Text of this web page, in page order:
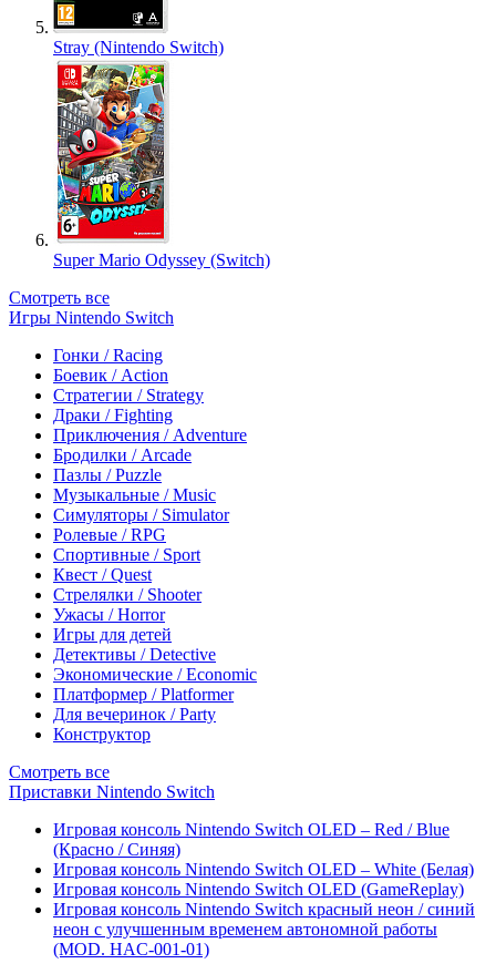
Stray (Nintendo Switch)
Super Mario Odyssey (Switch)
Смотреть все
Игры Nintendo Switch
Гонки / Racing
Боевик / Action
Стратегии / Strategy
Драки / Fighting
Приключения / Adventure
Бродилки / Arcade
Пазлы / Puzzle
Музыкальные / Music
Симуляторы / Simulator
Ролевые / RPG
Спортивные / Sport
Квест / Quest
Стрелялки / Shooter
Ужасы / Horror
Игры для детей
Детективы / Detective
Экономические / Economic
Платформер / Platformer
Для вечеринок / Party
Конструктор
Смотреть все
Приставки Nintendo Switch
Игровая консоль Nintendo Switch OLED – Red / Blue
(Красно / Синяя)
Игровая консоль Nintendo Switch OLED – White (Белая)
Игровая консоль Nintendo Switch OLED (GameReplay)
Игровая консоль Nintendo Switch красный неон / синий
неон с улучшенным временем автономной работы
(MOD. HAC-001-01)